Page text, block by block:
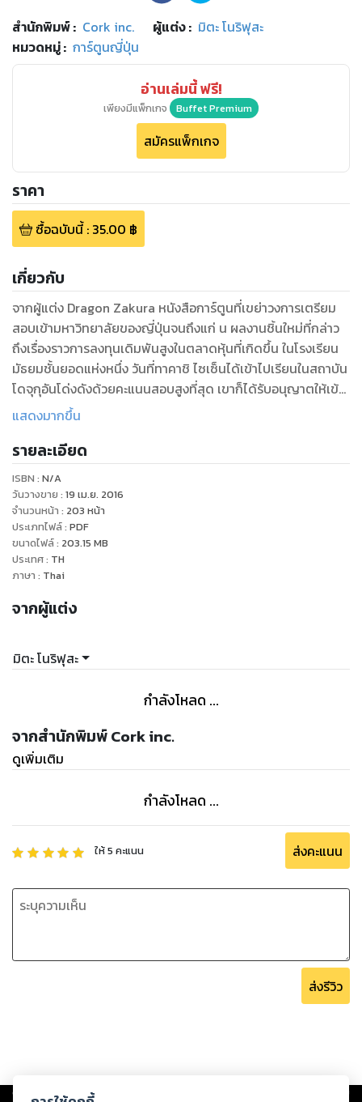
สำนักพิมพ์: Cork inc. ผู้แต่ง : มิตะ โนริฟุสะ
หมวดหมู่: การ์ตูนญี่ปุ่น
อ่านเล่มนี้ ฟรี!
เพียงมีแพ็กเกจ Buffet Premium
สมัครแพ็กเกจ
ราคา
ซื้อฉบับนี้: 35.00 ฿
เกี่ยวกับ
จากผู้แต่ง Dragon Zakura หนังสือการ์ตูนที่เขย่าวงการเตรียม
สอบเข้ามหาวิทยาลัยของญี่ปุ่นจนถึงแก่ น ผลงานชิ้นใหม่ที่กล่าว
ถึงเรื่องราวการลงทุนเดิมพันสูงในตลาดหุ้นที่เกิดขึ้น ในโรงเรียน
มัธยมชั้นยอดแห่งหนึ่ง วันที่ทาคาชิ ไซเซ็นได้เข้าไปเรียนในสถาบัน
โดจุกุอันโด่งดังด้วยคะแนนสอบสูงที่สุด เขาก็ได้รับอนุญาตให้เข้า
ถึงข้อมูลลับสุดยอดของสถาบันและได้รับการแน ะนำสู่ “สมาคม
ที่ได้คะแนนสูงที่สุดใ นแต่ละวิชาของโดจุกุ สมาคมนี้มีภาระหนักอึ้ง
ในการสร้างผลตอบแทนจากเงินทุนบริจาค 3 แสนล้านเยนของ
สถาบันให้ได้ไม่ต่ำกว่า 8% ต่อปี เพื่อให้สถาบันยังคงมีสิ่งอำนวย
ความสะดวกชั้นยอดได้โดยไม่ต้องเก็บค่าเล่ าเรียน จากคำกล่าวที่
ว่า “เกมที่น่าตื่นเต้นที่สุดในโลก สิ่งที่กระตุ้นให้เลือดในกายเดือด
พล่าน...คือ เงินตรา และการลงทุน” เรื่องราวสุดระทึกของอัจฉริยะ
ไซเซ็นในการสร้างผลกำไรเปิดฉากขึ้นแล้ว ติดตามเส้นทาง อ่าน
แสดงมากขึ้น
รายละเอียด
ISBN : N/A
วันวางขาย : 19 เม.ย. 2016
จำนวนหน้า : 203 หน้า
ประเภทไฟล์: PDF
ขนาดไฟล์: 203.15 MB
ประเทศ: TH
ภาษา : Thai
จากผู้แต่ง
มิตะ โนริฟุสะ
กำลังโหลด ...
จากสำนักพิมพ์ Cork inc.
ดูเพิ่มเติม
กำลังโหลด ...
ให้5 คะแนน ส่งคะแนน
ส่งรีวิว
Copyright © 2026